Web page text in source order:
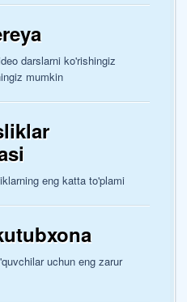
darslarni ko'rishingiz
mumkin
eng katta to'plami
uchun eng zarur